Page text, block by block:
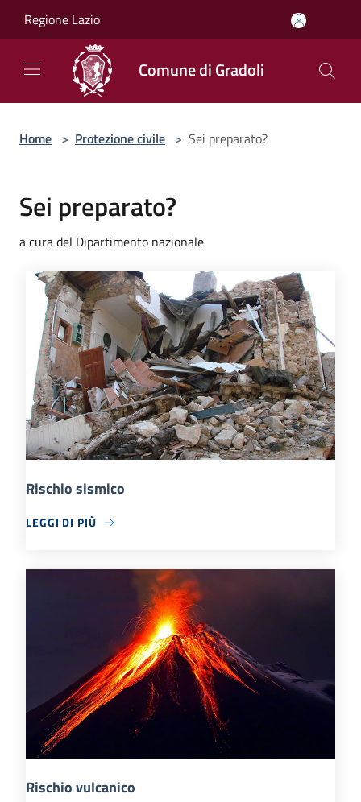
Regione Lazio
Comune di Gradoli
Home > Protezione civile > Sei preparato?
Sei preparato?
a cura del Dipartimento nazionale
Rischio sismico
LEGGI DI PIÙ
Rischio vulcanico